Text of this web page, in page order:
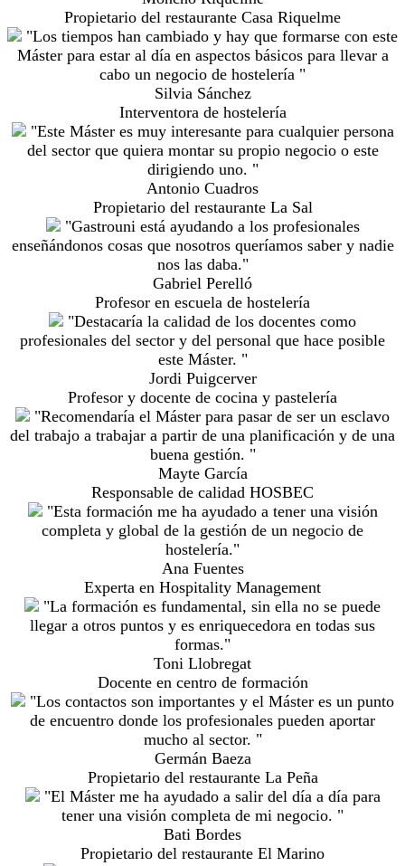
Propietario del restaurante Casa Riquelme
"Los tiempos han cambiado y hay que formarse con este
Máster para estar al día en aspectos básicos para llevar a
cabo un negocio de hostelería "
Silvia Sánchez
Interventora de hostelería
"Este Máster es muy interesante para cualquier persona
del sector que quiera montar su propio negocio o este
dirigiendo uno. "
Antonio Cuadros
Propietario del restaurante La Sal
"Gastrouni está ayudando a los profesionales
enseñándonos cosas que nosotros queríamos saber y nadie
nos las daba."
Gabriel Perelló
Profesor en escuela de hostelería
"Destacaría la calidad de los docentes como
profesionales del sector y del personal que hace posible
este Máster. "
Jordi Puigcerver
Profesor y docente de cocina y pastelería
"Recomendaría el Máster para pasar de ser un esclavo
del trabajo a trabajar a partir de una planificación y de una
buena gestión. "
Mayte García
Responsable de calidad HOSBEC
"Esta formación me ha ayudado a tener una visión
completa y global de la gestión de un negocio de
hostelería."
Ana Fuentes
Experta en Hospitality Management
"La formación es fundamental, sin ella no se puede
llegar a otros puntos y es enriquecedora en todas sus
formas."
Toni Llobregat
Docente en centro de formación
"Los contactos son importantes y el Máster es un punto
de encuentro donde los profesionales pueden aportar
mucho al sector. "
Germán Baeza
Propietario del restaurante La Peña
"El Máster me ha ayudado a salir del día a día para
tener una visión completa de mi negocio. "
Bati Bordes
Propietario del restaurante El Marino